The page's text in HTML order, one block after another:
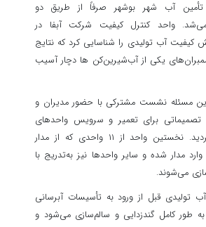
آب شهر بوشهر صرفاً از طریق دو
واحد کنترل کیفیت شرکت آبفا در
کیفیت آب تولیدی را شناسایی کرد که نتایج
یکی از آب‌شیرین‌کن ها دچار آسیب
مسئله نشست مشترکی با حضور مدیران و
و تصمیماتی برای تعمیر و سرویس واحدهای
آب‌شیرین‌کن اتخاذ گردید. نخستین واحد از ۱۱ واحدی که از مدار
مدار شده و سایر واحدها نیز به‌تدریج با
می‌شوند.
تولیدی قبل از ورود به تأسیسات آبرسانی
طور کامل گندزدایی و سالم‌سازی می‌شود و